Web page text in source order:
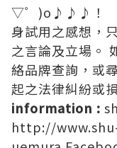
▽゜)o♪♪♪！
身試用之感想，
之言論及立場。
絡品牌查詢，或
起之法律糾紛或
information :
http://